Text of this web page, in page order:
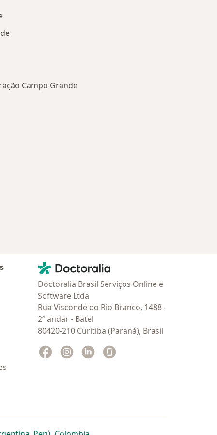
Campo Grande
Contato
Doctoralia - Homepage
Doctoralia Brasil Serviços Online e
Software Ltda
Rua Visconde do Rio Branco, 1488 -
2º andar - Batel
80420-210 Curitiba (Paraná), Brasil
Facebook
abre num novo separador
Instagram
abre num novo separador
Linkedin
abre num novo separador